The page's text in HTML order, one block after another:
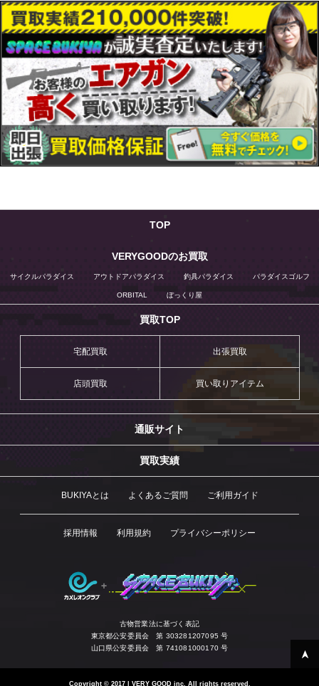
TOP
VERYGOODのお買取
サイクルパラダイス アウトドアパラダイス 釣具パラダイス パラダイスゴルフ
ORBITAL ぼっくり屋
買取TOP
宅配買取 出張買取
店頭買取 買い取りアイテム
通販サイト
買取実績
BUKIYAとは よくあるご質問 ご利用ガイド
採用情報 利用規約 プライバシーポリシー
古物営業法に基づく表記
東京都公安委員会 第 303281207095 号
山口県公安委員会 第 741081000170 号
Copyright ©2017 | VERY GOOD inc. All rights reserved.